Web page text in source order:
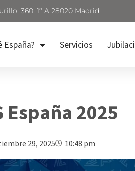
360, 1º A 28020 Madrid
España? Servicios
España 2025
29, 2025 10:48 pm